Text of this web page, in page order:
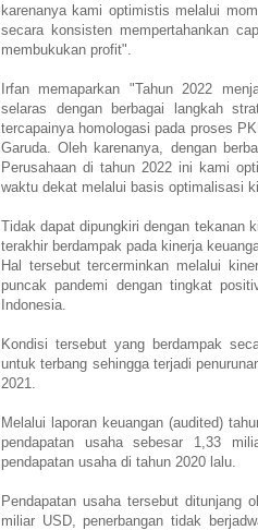
karenanya kami optimistis melalui
secara konsisten mempertahankan
membukukan profit".
Irfan memaparkan "Tahun 2022
selaras dengan berbagai langkah
tercapainya homologasi pada proses
Garuda. Oleh karenanya, dengan
Perusahaan di tahun 2022 ini kami
waktu dekat melalui basis optimalisasi
Tidak dapat dipungkiri dengan tekanan
terakhir berdampak pada kinerja
Hal tersebut tercerminkan melalui
puncak pandemi dengan tingkat
Indonesia.
Kondisi tersebut yang berdampak
untuk terbang sehingga terjadi
2021.
Melalui laporan keuangan (audited)
pendapatan usaha sebesar 1,33
pendapatan usaha di tahun 2020 lalu.
Pendapatan usaha tersebut ditunjang
miliar USD, penerbangan tidak